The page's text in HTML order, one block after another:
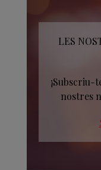
LES
¡Subscriu-
nostres